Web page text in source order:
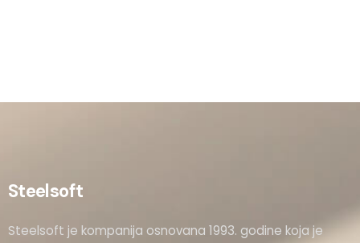
Steelsoft
Steelsoft je kompanija osnovana 1993. godine koja je